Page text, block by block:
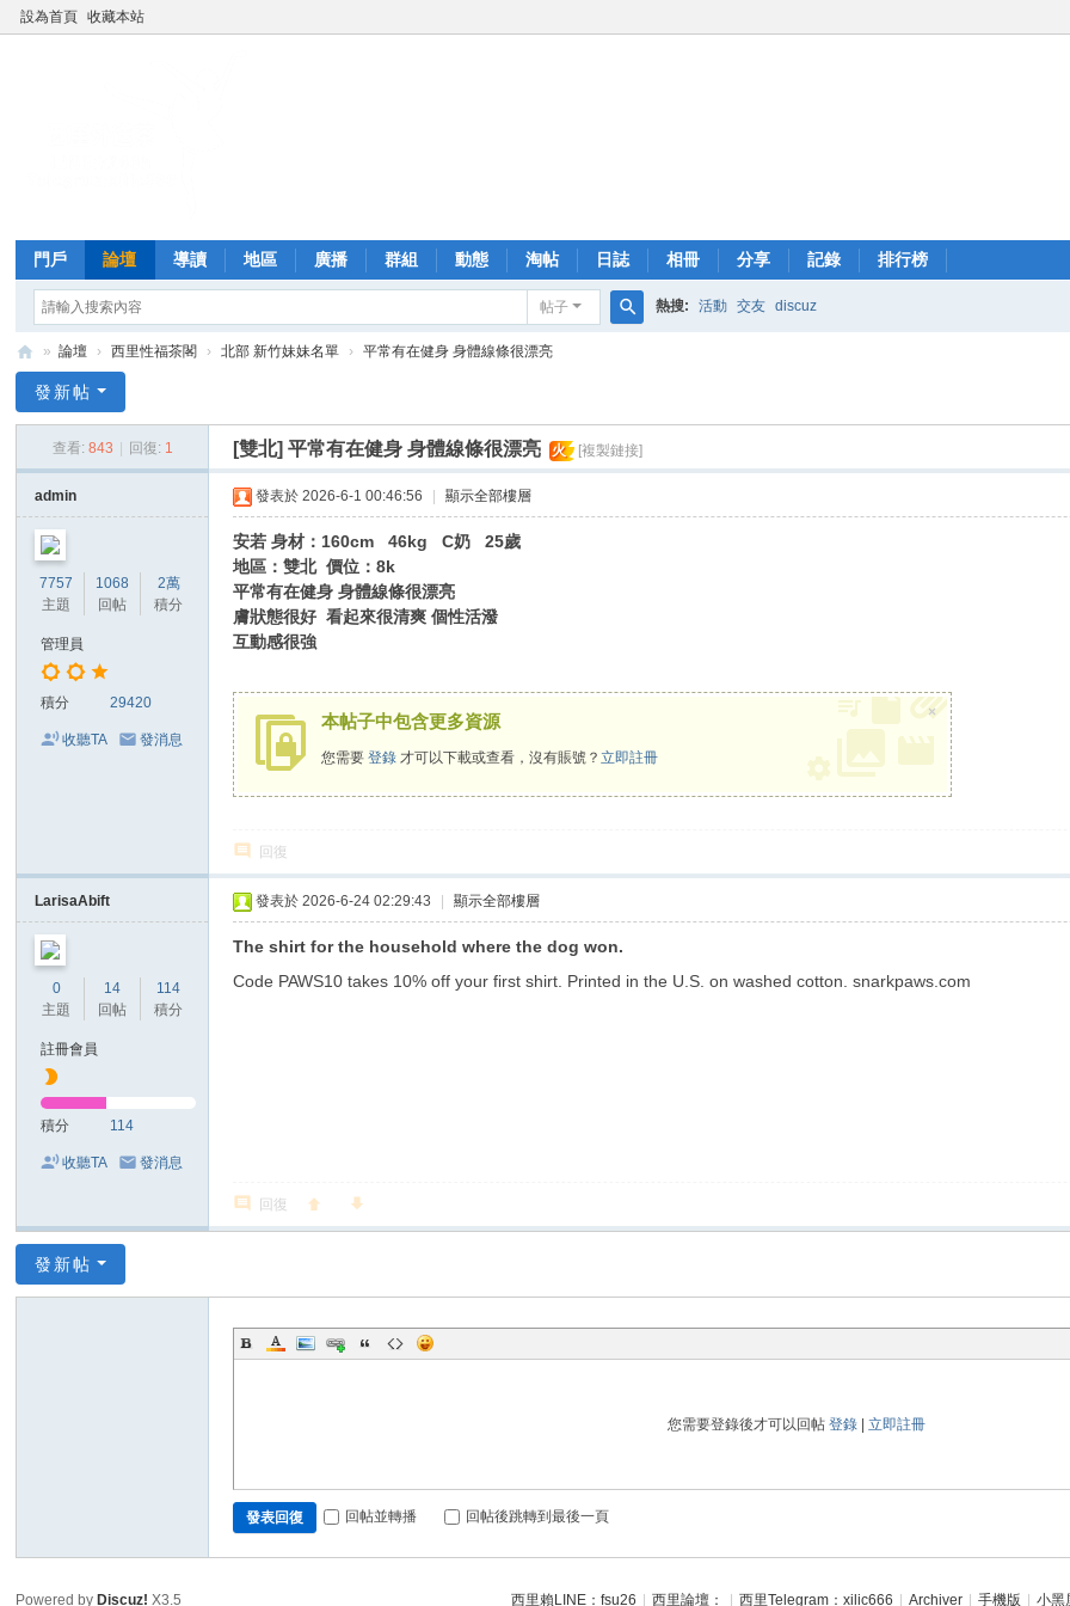
設為首頁 收藏本站
門戶 論壇 導讀 地區 廣播 群組 動態 淘帖 日誌 相冊 分享 記錄 排行榜
帖子 熱搜: 活動 交友 discuz
里
送
» 論壇 › 西里性福茶閣 › 北部 新竹妹妹名單 › 平常有在健身 身體線條很漂亮
發新帖
查看: 843 回復: 1 [雙北]平常有在健身 身體線條很漂亮 火 [複製鏈接]
admin
7757
主題
1068
回帖
2萬
積分
管理員
積分 29420
收聽TA 發消息
發表於 2026-6-1 00:46:56 顯示全部樓層
安若 身材：160cm 46kg C奶 25歲
地區：雙北 價位：8k
平常有在健身 身體線條很漂亮
膚狀態很好 看起來很清爽 個性活潑
互動感很強
本帖子中包含更多資源
您需要登錄 才可以下載或查看，沒有賬號？立即註冊
×
回復
LarisaAbift
0
主題
14
回帖
114
積分
註冊會員
積分 114
收聽TA 發消息
發表於 2026-6-24 02:29:43 顯示全部樓層
The shirt for the household where the dog won.
Code PAWS10 takes 10% off your first shirt. Printed in the U.S. on washed cotton. snarkpaws.com
回復
發新帖
您需要登錄後才可以回帖登錄 |立即註冊
發表回復 回帖並轉播 回帖後跳轉到最後一頁
西里賴LINE：fsu26 西里論壇： 西里Telegram：xilic666 Archiver 手機版 小黑
Powered by Discuz! X3.5